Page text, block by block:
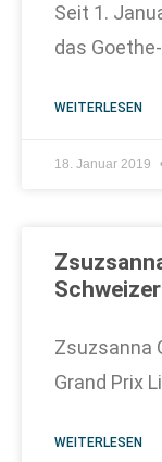
Seit 1.
das
WEITERLESEN
18. Januar 2019
Zsuzsanna
Grand Prix
WEITERLESEN